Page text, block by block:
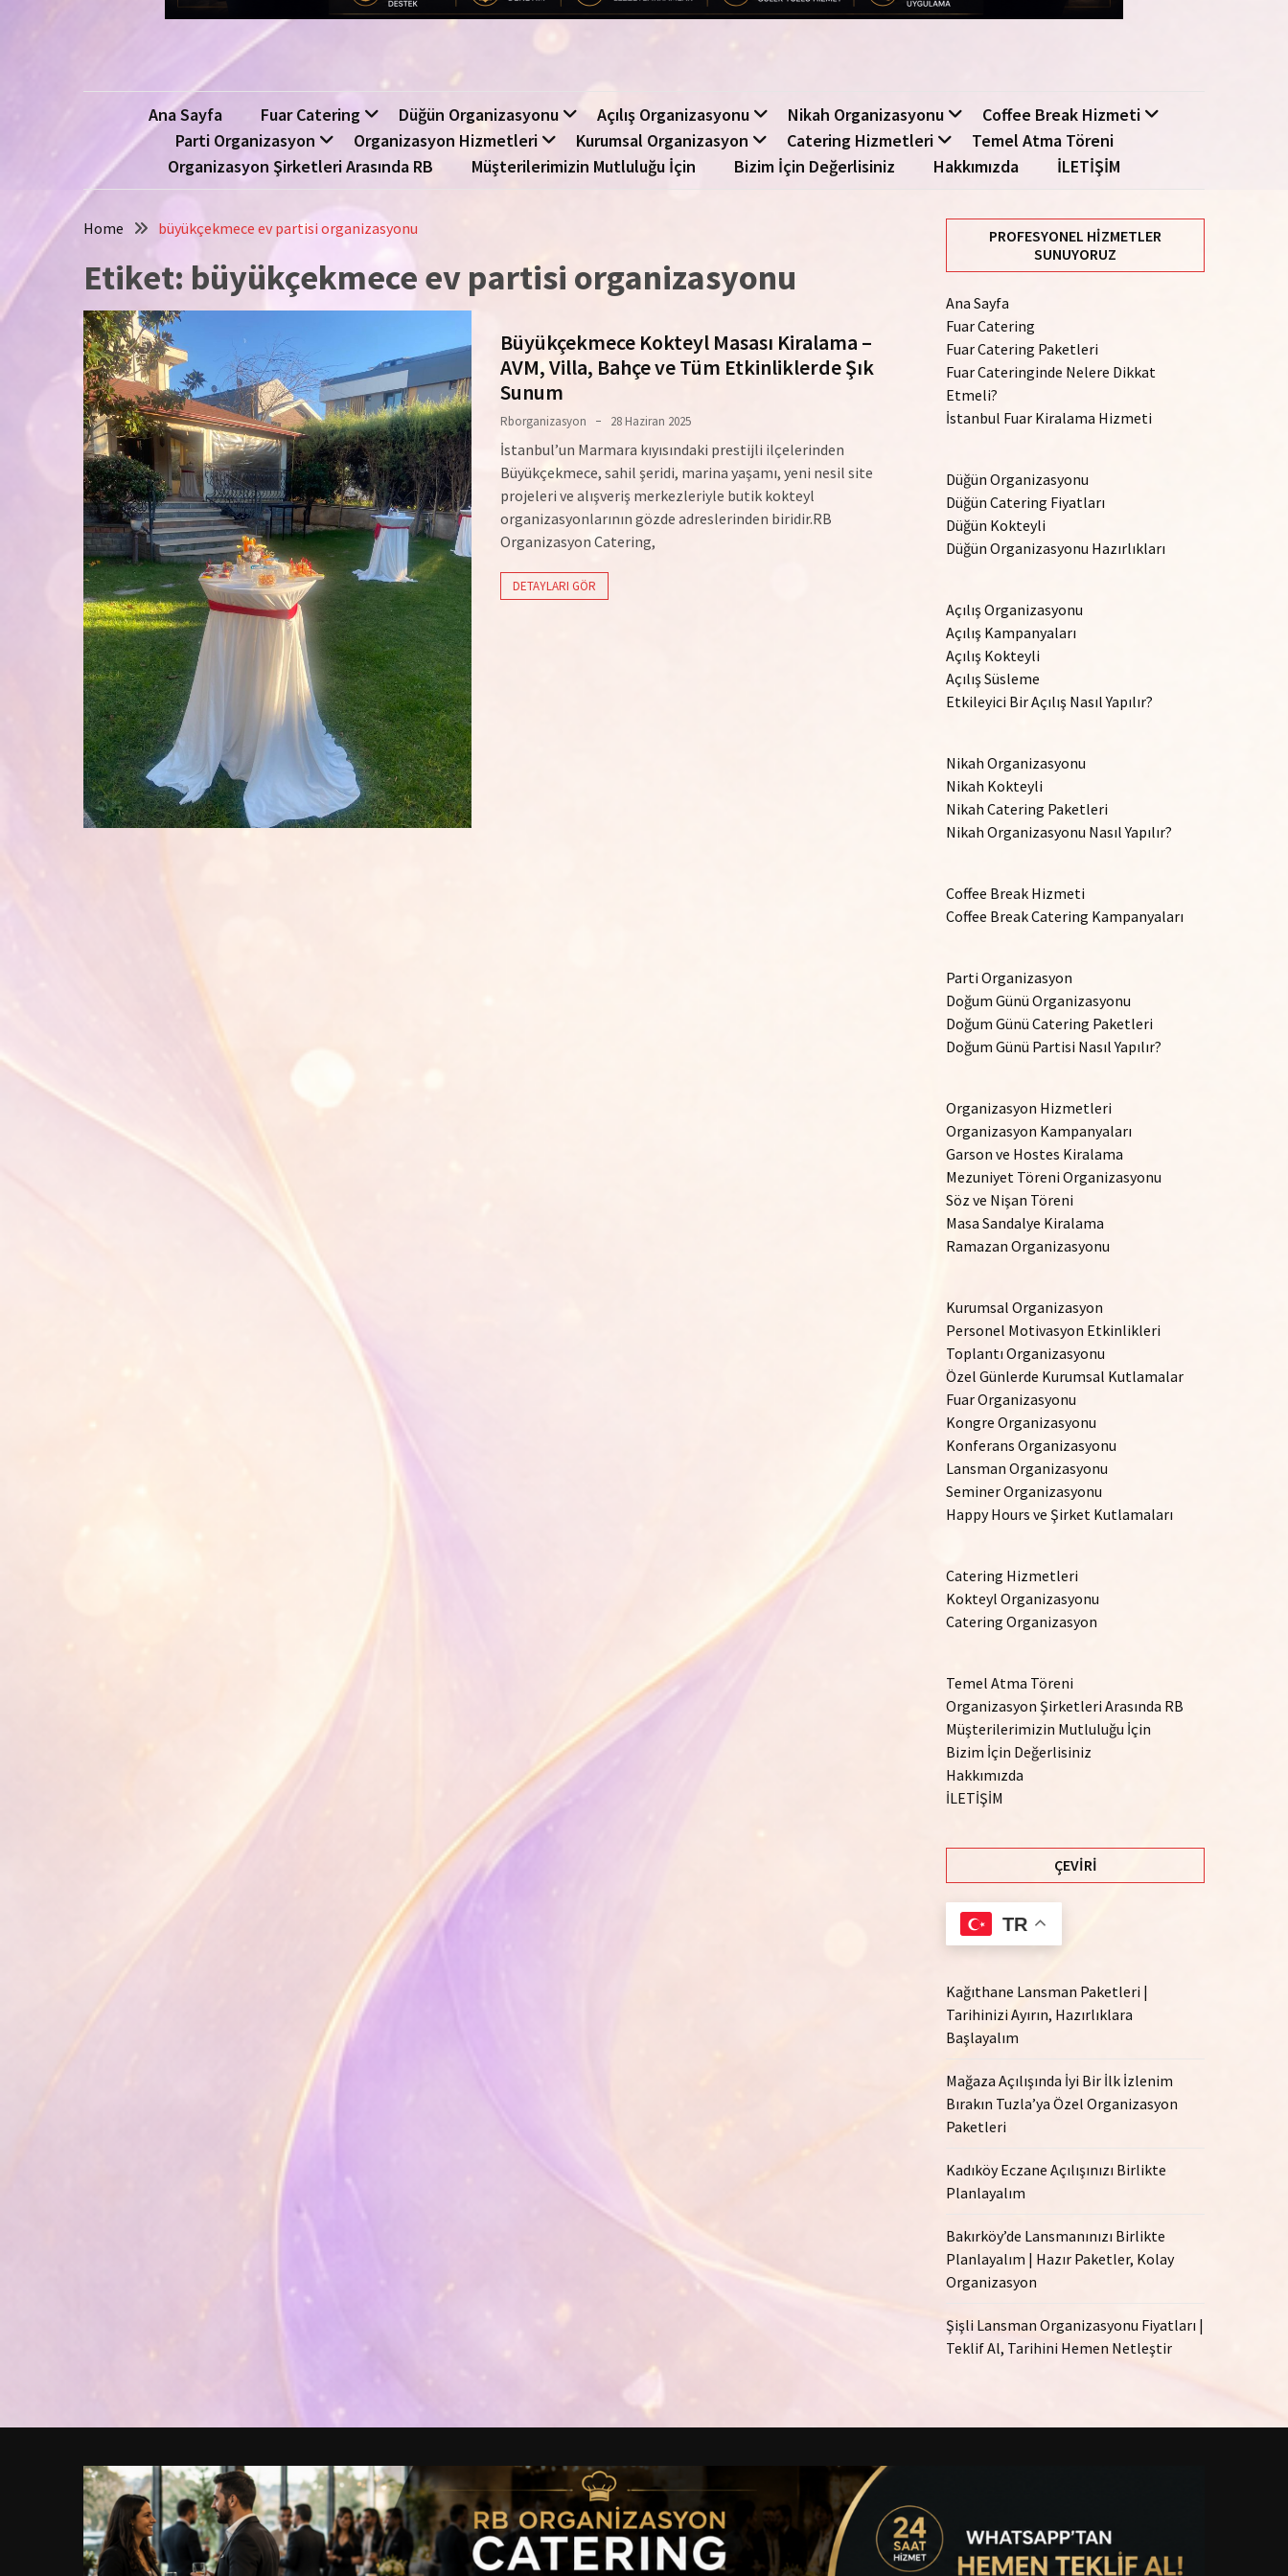
Ana Sayfa Fuar Catering Düğün Organizasyonu Açılış Organizasyonu Nikah Organizasyonu
Coffee Break Hizmeti
Parti Organizasyon
Organizasyon Hizmetleri Kurumsal Organizasyon Catering Hizmetleri
Temel Atma Töreni
Organizasyon Şirketleri Arasında RB
Müşterilerimizin Mutluluğu İçin Bizim İçin Değerlisiniz Hakkımızda İLETİŞİM
Home büyükçekmece ev partisi organizasyonu
Etiket: büyükçekmece ev partisi organizasyonu
Büyükçekmece Kokteyl Masası Kiralama –
AVM, Villa, Bahçe ve Tüm Etkinliklerde Şık
Sunum
Rborganizasyon 28 Haziran 2025
İstanbul’un Marmara kıyısındaki prestijli ilçelerinden
Büyükçekmece, sahil şeridi, marina yaşamı, yeni nesil site
projeleri ve alışveriş merkezleriyle butik kokteyl
organizasyonlarının gözde adreslerinden biridir.RB
Organizasyon Catering,
DETAYLARI GÖR
PROFESYONEL HIZMETLER
SUNUYORUZ
Ana Sayfa
Fuar Catering
Fuar Catering Paketleri
Fuar Cateringinde Nelere Dikkat
Etmeli?
İstanbul Fuar Kiralama Hizmeti
Düğün Organizasyonu
Düğün Catering Fiyatları
Düğün Kokteyli
Düğün Organizasyonu Hazırlıkları
Açılış Organizasyonu
Açılış Kampanyaları
Açılış Kokteyli
Açılış Süsleme
Etkileyici Bir Açılış Nasıl Yapılır?
Nikah Organizasyonu
Nikah Kokteyli
Nikah Catering Paketleri
Nikah Organizasyonu Nasıl Yapılır?
Coffee Break Hizmeti
Coffee Break Catering Kampanyaları
Parti Organizasyon
Doğum Günü Organizasyonu
Doğum Günü Catering Paketleri
Doğum Günü Partisi Nasıl Yapılır?
Organizasyon Hizmetleri
Organizasyon Kampanyaları
Garson ve Hostes Kiralama
Mezuniyet Töreni Organizasyonu
Söz ve Nişan Töreni
Masa Sandalye Kiralama
Ramazan Organizasyonu
Kurumsal Organizasyon
Personel Motivasyon Etkinlikleri
Toplantı Organizasyonu
Özel Günlerde Kurumsal Kutlamalar
Fuar Organizasyonu
Kongre Organizasyonu
Konferans Organizasyonu
Lansman Organizasyonu
Seminer Organizasyonu
Happy Hours ve Şirket Kutlamaları
Catering Hizmetleri
Kokteyl Organizasyonu
Catering Organizasyon
Temel Atma Töreni
Organizasyon Şirketleri Arasında RB
Müşterilerimizin Mutluluğu İçin
Bizim İçin Değerlisiniz
Hakkımızda
İLETİŞİM
ÇEVIRI
TR
Kağıthane Lansman Paketleri |
Tarihinizi Ayırın, Hazırlıklara
Başlayalım
Mağaza Açılışında İyi Bir İlk İzlenim
Bırakın Tuzla’ya Özel Organizasyon
Paketleri
Kadıköy Eczane Açılışınızı Birlikte
Planlayalım
Bakırköy’de Lansmanınızı Birlikte
Planlayalım | Hazır Paketler, Kolay
Organizasyon
Şişli Lansman Organizasyonu Fiyatları |
Teklif Al, Tarihini Hemen Netleştir